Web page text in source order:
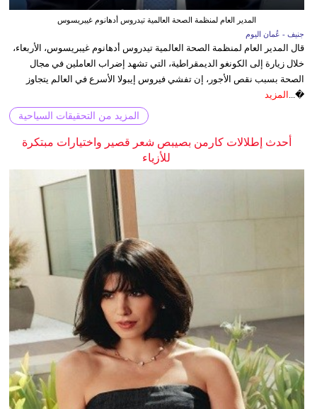
المدير العام لمنظمة الصحة العالمية تيدروس أدهانوم غيبريسوس
جنيف - عُمان اليوم
قال المدير العام لمنظمة الصحة العالمية تيدروس أدهانوم غيبريسوس، الأربعاء،
خلال زيارة إلى الكونغو الديمقراطية، التي تشهد إضراب العاملين في مجال
الصحة بسبب نقص الأجور، إن تفشي فيروس إيبولا الأسرع في العالم يتجاوز
�...
المزيد
المزيد من التحقيقات السياحية
أحدث إطلالات كارمن بصيبص شعر قصير واختيارات مبتكرة
للأزياء